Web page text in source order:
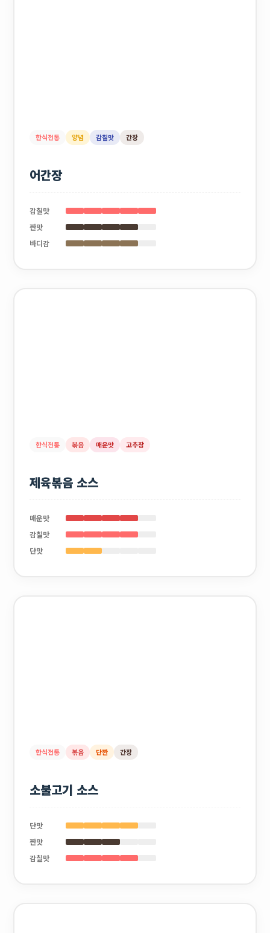
한식전통 양념 감칠맛 간장
어간장
감칠맛
짠맛
바디감
한식전통 볶음 매운맛 고추장
제육볶음 소스
매운맛
감칠맛
단맛
한식전통 볶음 단짠 간장
소불고기 소스
단맛
짠맛
감칠맛